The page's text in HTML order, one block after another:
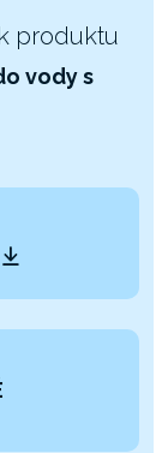
produktu
vody s